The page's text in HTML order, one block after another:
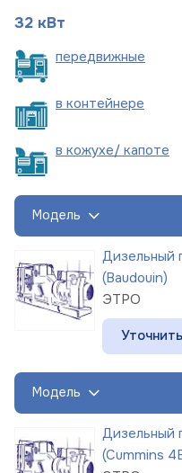
32 кВт
передвижные
в контейнере
в кожухе/ капоте
Модель
Дизельный
(Baudouin)
ЭТРО
Модель
Дизельный
(Cummins